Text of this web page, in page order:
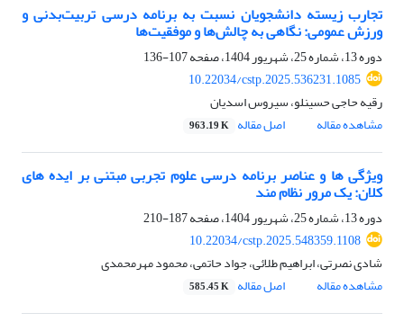
تجارب زیسته دانشجویان نسبت به برنامه درسی تربیت‌بدنی و
ورزش عمومی: نگاهی به چالش‌ها و موفقیت‌ها
دوره 13، شماره 25، شهریور 1404، صفحه
107-136
10.22034/cstp.2025.536231.1085
رقیه حاجی حسینلو، سیروس اسدیان
مشاهده مقاله
اصل مقاله 963.19 K
ویژگی ها و عناصر برنامه درسی علوم تجربی مبتنی بر ایده های
کلان: یک مرور نظام مند
دوره 13، شماره 25، شهریور 1404، صفحه
187-210
10.22034/cstp.2025.548359.1108
شادی نصرتی، ابراهیم طلائی، جواد حاتمی، محمود مهرمحمدی
مشاهده مقاله
اصل مقاله 585.45 K